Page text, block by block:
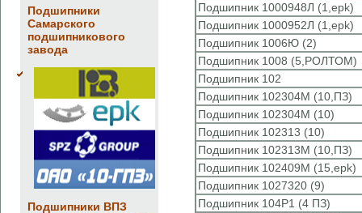
Подшипники
Самарского
подшипникового
завода
Подшипники ВПЗ
Подшипник 1000948Л (1,epk)
Подшипник 1000952Л (1,epk)
Подшипник 1006Ю (2)
Подшипник 1008 (5,РОЛТОМ)
Подшипник 102
Подшипник 102304М (10,ПЗ)
Подшипник 102304М (10)
Подшипник 102313 (10)
Подшипник 102313М (10,ПЗ)
Подшипник 102409М (15,epk)
Подшипник 1027320 (9)
Подшипник 104Р1 (4 ПЗ)